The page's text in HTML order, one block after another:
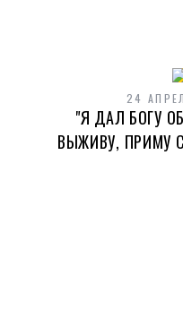
24
"Я ДАЛ БОГУ
ВЫЖИВУ, ПРИМУ